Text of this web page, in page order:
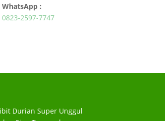
WhatsApp :
0823-2597-7747
Durian Super Unggul